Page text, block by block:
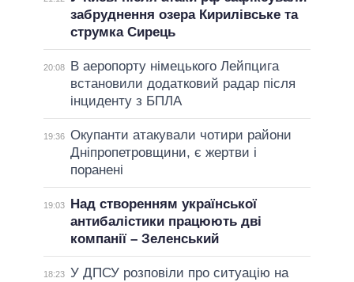
забруднення озера Кирилівське та
струмка Сирець
20:08
В аеропорту німецького Лейпцига
встановили додатковий радар після
інциденту з БПЛА
19:36 Окупанти атакували чотири райони
Дніпропетровщини, є жертви і
поранені
19:03
Над створенням української
антибалістики працюють дві
компанії – Зеленський
18:23 У ДПСУ розповіли про ситуацію на